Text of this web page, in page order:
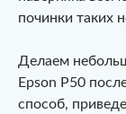
починки таких
Делаем
Epson P50
способ,